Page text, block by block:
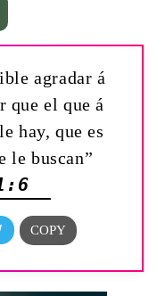
agradar á
que el que á
hay, que es
le buscan”